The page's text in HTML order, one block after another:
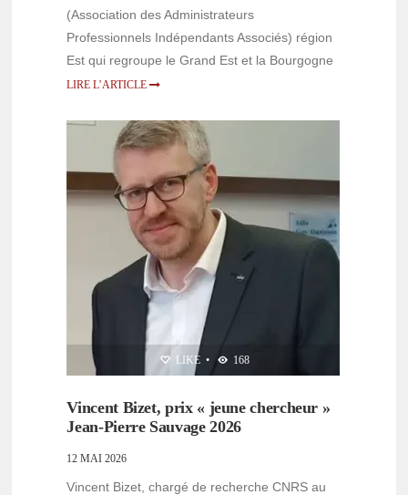
(Association des Administrateurs
Professionnels Indépendants Associés) région
Est qui regroupe le Grand Est et la Bourgogne
LIRE L’ARTICLE PERSONNALITÉS
LIKE • 168
Vincent Bizet, prix « jeune chercheur »
Jean-Pierre Sauvage 2026
12 MAI 2026
Vincent Bizet, chargé de recherche CNRS au